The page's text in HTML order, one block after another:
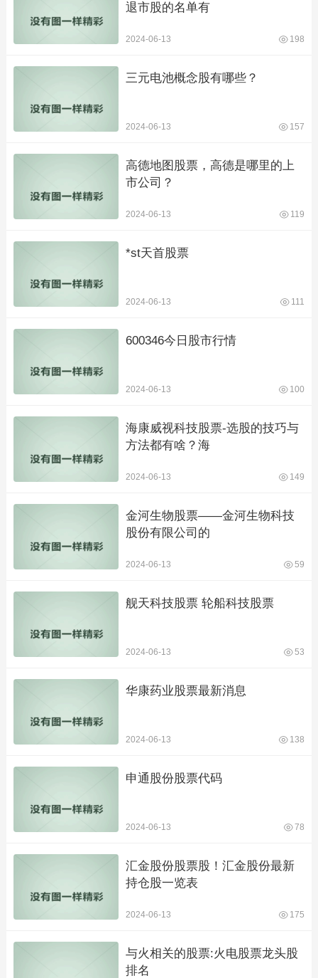
退市股的名单有
2024-06-13 198
三元电池概念股有哪些？
2024-06-13 157
高德地图股票，高德是哪里的上
市公司？
2024-06-13 119
*st天首股票
2024-06-13 111
600346今日股市行情
2024-06-13 100
海康威视科技股票-选股的技巧与
方法都有啥？海
2024-06-13 149
金河生物股票——金河生物科技
股份有限公司的
2024-06-13 59
舰天科技股票 轮船科技股票
2024-06-13 53
华康药业股票最新消息
2024-06-13 138
申通股份股票代码
2024-06-13 78
汇金股份股票股！汇金股份最新
持仓股一览表
2024-06-13 175
与火相关的股票:火电股票龙头股
排名